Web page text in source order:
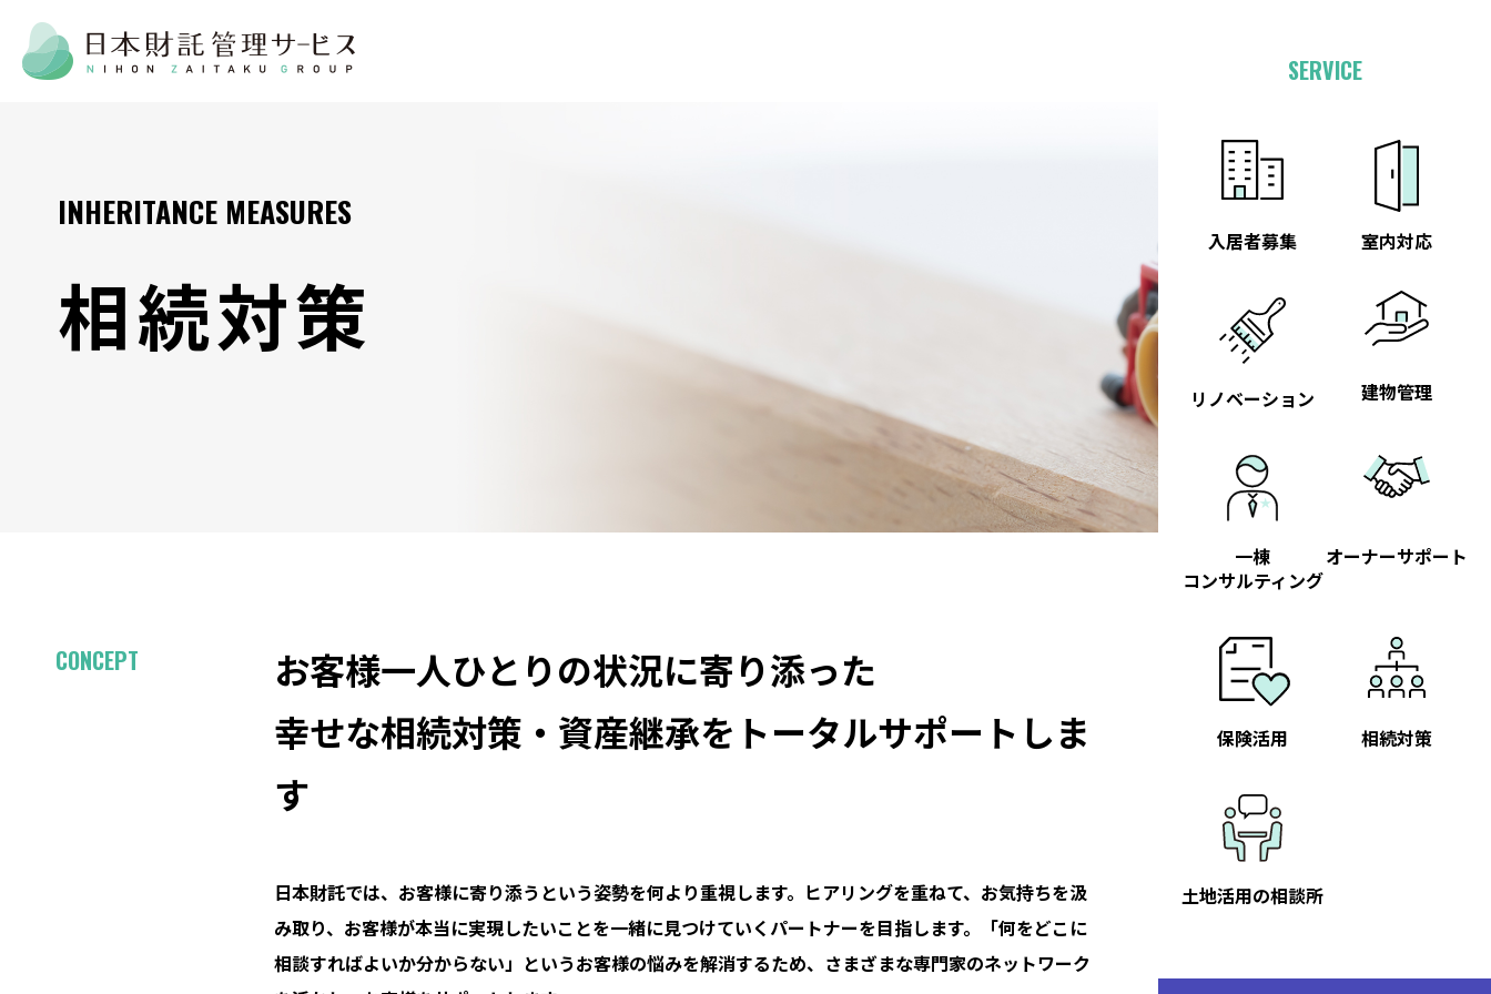
SERVICE
入居者募集 室内対応
リノベーション 建物管理
一棟
コンサルティング
オーナーサポート
保険活用 相続対策
土地活用の相談所
INHERITANCE MEASURES
相続対策
CONCEPT
お客様一人ひとりの状況に寄り添った
幸せな相続対策・資産継承をトータルサポートしま
す
日本財託では、お客様に寄り添うという姿勢を何より重視します。ヒアリングを重ねて、お気持ちを汲
み取り、お客様が本当に実現したいことを一緒に見つけていくパートナーを目指します。「何をどこに
相談すればよいか分からない」というお客様の悩みを解消するため、さまざまな専門家のネットワーク